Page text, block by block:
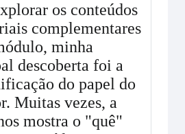
os conteúdos
complementares
minha
descoberta foi a
do papel do
Muitas vezes, a
mostra o "quê"